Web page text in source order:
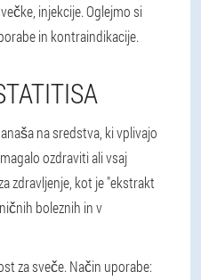
injekcije. Oglejmo si
in kontraindikacije.
na sredstva, ki vplivajo
ozdraviti ali vsaj
zdravljenje, kot je "ekstrakt
boleznih in v
za sveče. Način uporabe: